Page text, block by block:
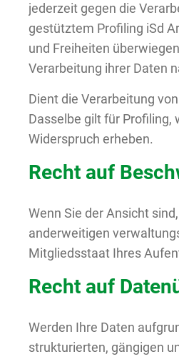
jederzeit gegen die
gestütztem Profiling iSd
und Freiheiten
Verarbeitung ihrer Daten
Dient die Verarbeitung
Dasselbe gilt für Profiling,
Widerspruch erheben.
Recht auf
Wenn Sie der Ansicht
anderweitigen
Mitgliedsstaat Ihres
Recht auf
Werden Ihre Daten
strukturierten, gängigen